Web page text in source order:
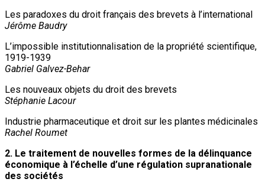
Les paradoxes du droit français des brevets à l’international
Jérôme Baudry
L’impossible institutionnalisation de la propriété scientifique,
1919-1939
Gabriel Galvez-Behar
Les nouveaux objets du droit des brevets
Stéphanie Lacour
Industrie pharmaceutique et droit sur les plantes médicinales
Rachel Roumet
2. Le traitement de nouvelles formes de la délinquance
économique à l’échelle d’une régulation supranationale
des sociétés